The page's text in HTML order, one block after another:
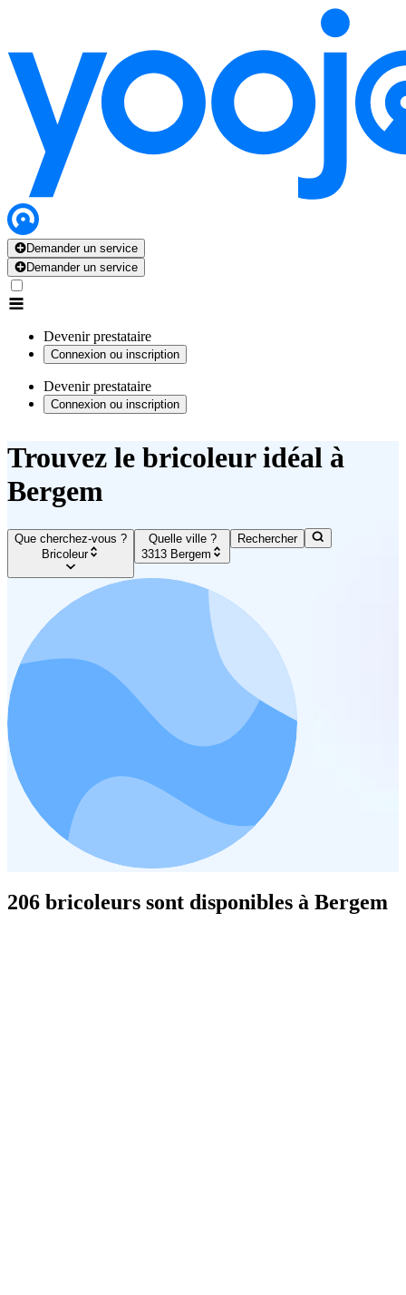
Demander un service
Demander un service
Devenir prestataire
Connexion ou inscription
Devenir prestataire
Connexion ou inscription
Trouvez le bricoleur idéal à
Bergem
Que cherchez-vous ?
Bricoleur
Quelle ville ?
3313 Bergem
Rechercher
206 bricoleurs sont disponibles à Bergem